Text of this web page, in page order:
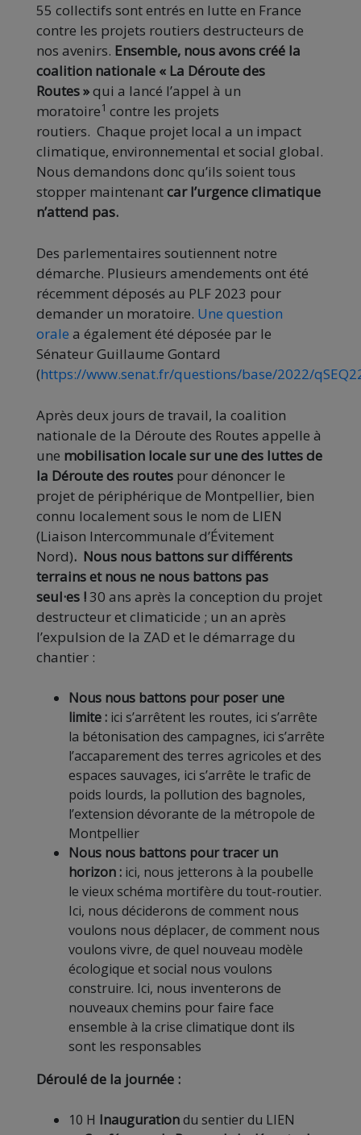
55 collectifs sont entrés en lutte en France
contre les projets routiers destructeurs de
nos avenirs. Ensemble, nous avons créé la
coalition nationale « La Déroute des
Routes »qui a lancé l’appel à un
moratoire1 contre les projets
routiers. Chaque projet local a un impact
climatique, environnemental et social global.
Nous demandons donc qu’ils soient tous
stopper maintenantcar l’urgence climatique
n’attend pas.
Des parlementaires soutiennent notre
démarche. Plusieurs amendements ont été
récemment déposés au PLF 2023 pour
demander un moratoire. Une question
orale a également été déposée par le
Sénateur Guillaume Gontard
(https://www.senat.fr/questions/base/2022/
Après deux jours de travail, la coalition
nationale de la Déroute des Routes appelle à
une mobilisation locale sur une des luttes de
la Déroute des routes pour dénoncer le
projet de périphérique de Montpellier, bien
connu localement sous le nom de LIEN
(Liaison Intercommunale d’Évitement
Nord). Nous nous battons sur différents
terrains et nous ne nous battons pas
seul·es !30 ans après la conception du projet
destructeur et climaticide ; un an après
l’expulsion de la ZAD et le démarrage du
chantier :
Nous nous battons pour poser une
limite : ici s’arrêtent les routes, ici s’arrête
la bétonisation des campagnes, ici s’arrête
l’accaparement des terres agricoles et des
espaces sauvages, ici s’arrête le trafic de
poids lourds, la pollution des bagnoles,
l’extension dévorante de la métropole de
Montpellier
Nous nous battons pour tracer un
horizon : ici, nous jetterons à la poubelle
le vieux schéma mortifère du tout-routier.
Ici, nous déciderons de comment nous
voulons nous déplacer, de comment nous
voulons vivre, de quel nouveau modèle
écologique et social nous voulons
construire. Ici, nous inventerons de
nouveaux chemins pour faire face
ensemble à la crise climatique dont ils
sont les responsables
Déroulé de la journée :
10 H Inaugurationdu sentier du LIEN